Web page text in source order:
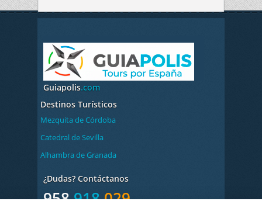
Guiapolis.com
Destinos Turísticos
Mezquita de Córdoba
Catedral de Sevilla
Alhambra de Granada
¿Dudas? Contáctanos
958918029